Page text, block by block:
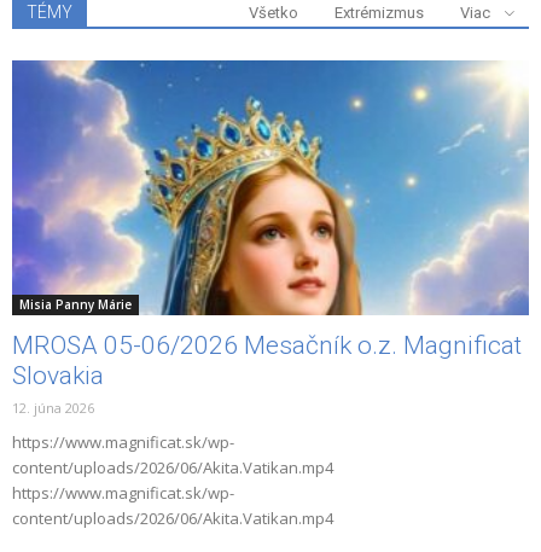
TÉMY Všetko Extrémizmus Viac
Misia Panny Márie
MROSA 05-06/2026 Mesačník o.z. Magnificat
Slovakia
12. júna 2026
https://www.magnificat.sk/wp-
content/uploads/2026/06/Akita.Vatikan.mp4
https://www.magnificat.sk/wp-
content/uploads/2026/06/Akita.Vatikan.mp4